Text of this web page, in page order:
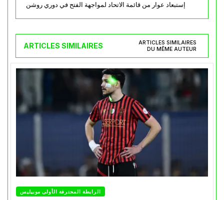
إستبعاد عوار من قائمة الاتحاد لمواجهة الفتح في دوري روشن
ARTICLES SIMILAIRES
ARTICLES SIMILAIRES
DU MÊME AUTEUR
الرابطة المحترفة الأولى موبيليس